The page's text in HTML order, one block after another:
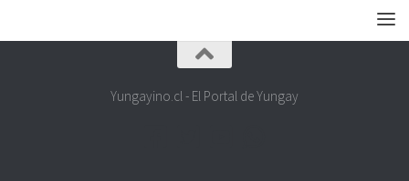
Yungayino.cl - El Portal de Yungay